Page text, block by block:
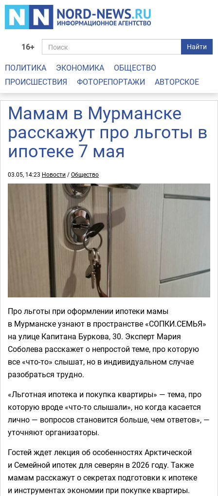
16+ Найти
ПОЛИТИКА ЭКОНОМИКА
ОБЩЕСТВО
ПРОИСШЕСТВИЯ
ФОТОРЕПОРТАЖИ АВТОРСКОЕ
Мамам в Мурманске
расскажут про льготы в
ипотеке 7 мая
03.05, 14:23 Новости /Общество
Про льготы при оформлении ипотеки мамы
в Мурманске узнают в пространстве «СОПКИ.СЕМЬЯ»
на улице Капитана Буркова, 30. Эксперт Мария
Соболева расскажет о непростой теме, про которую
все «что-то» слышат, но в индивидуальном случае
разобраться трудно.
«Льготная ипотека и покупка квартиры» — тема, про
которую вроде «что-то слышали», но когда касается
лично — вопросов становится больше, чем ответов», —
уточняют организаторы.
Гостей ждет лекция об особенностях Арктической
и Семейной ипотек для северян в 2026 году. Также
мамам расскажут о секретах подготовки к ипотеке
и инструментах экономии при покупке квартиры.